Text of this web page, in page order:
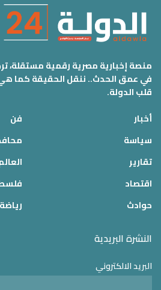
منصة إخبارية مصرية رقمية مستقلة،
في عمق الحدث.. ننقل الحقيقة كما
قلب الدولة.
أخبار
سياسة
تقارير
اقتصاد
حوادث
فن
رياضة
النشرة البريدية
البريد الالكتروني